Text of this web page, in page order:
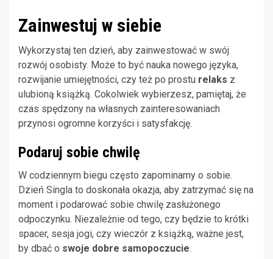
Zainwestuj w siebie
Wykorzystaj ten dzień, aby zainwestować w swój
rozwój osobisty. Może to być nauka nowego języka,
rozwijanie umiejętności, czy też po prostu relaks z
ulubioną książką. Cokolwiek wybierzesz, pamiętaj, że
czas spędzony na własnych zainteresowaniach
przynosi ogromne korzyści i satysfakcję.
Podaruj sobie chwilę
W codziennym biegu często zapominamy o sobie.
Dzień Singla to doskonała okazja, aby zatrzymać się na
moment i podarować sobie chwilę zasłużonego
odpoczynku. Niezależnie od tego, czy będzie to krótki
spacer, sesja jogi, czy wieczór z książką, ważne jest,
by dbać o swoje dobre samopoczucie.